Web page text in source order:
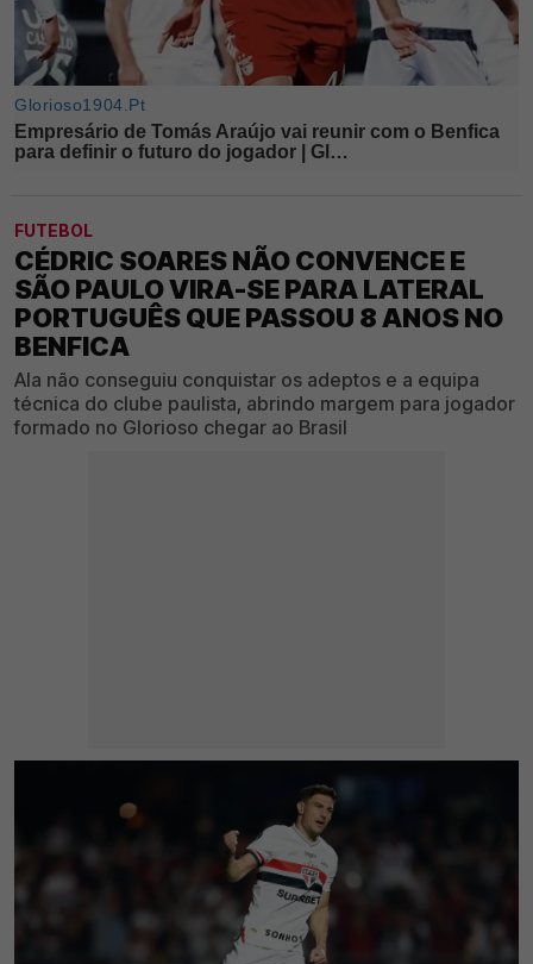
FUTEBOL
CÉDRIC SOARES NÃO CONVENCE E
SÃO PAULO VIRA-SE PARA LATERAL
PORTUGUÊS QUE PASSOU 8 ANOS NO
BENFICA
Ala não conseguiu conquistar os adeptos e a equipa
técnica do clube paulista, abrindo margem para jogador
formado no Glorioso chegar ao Brasil